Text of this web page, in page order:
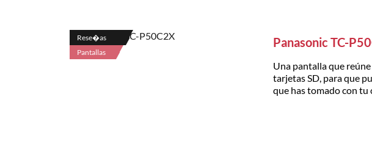
Rese�as
Pantallas
Panasonic TC-
Una pantalla que
tarjetas SD, para que
que has tomado con tu